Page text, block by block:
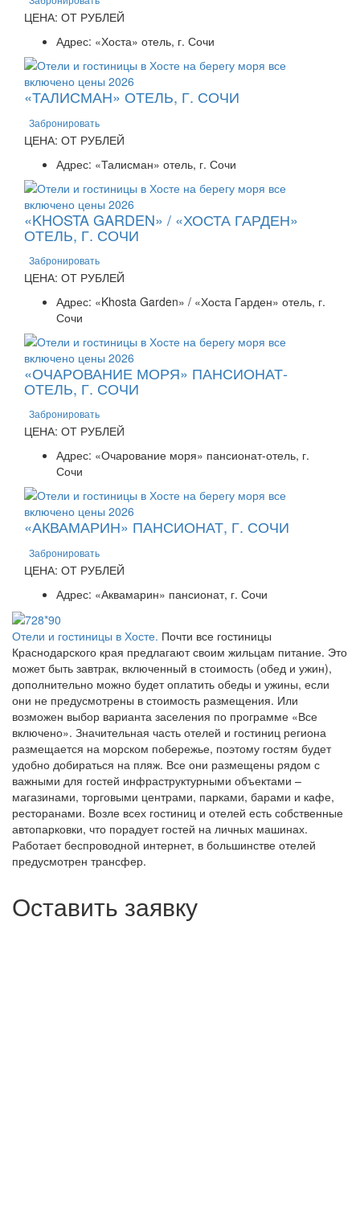
ЦЕНА: ОТ РУБЛЕЙ
Адрес: «Хоста» отель, г. Сочи
«ТАЛИСМАН» ОТЕЛЬ, Г. СОЧИ
Забронировать
ЦЕНА: ОТ РУБЛЕЙ
Адрес: «Талисман» отель, г. Сочи
«KHOSTA GARDEN» / «ХОСТА ГАРДЕН»
ОТЕЛЬ, Г. СОЧИ
Забронировать
ЦЕНА: ОТ РУБЛЕЙ
Адрес: «Khosta Garden» / «Хоста Гарден» отель, г.
Сочи
«ОЧАРОВАНИЕ МОРЯ» ПАНСИОНАТ-
ОТЕЛЬ, Г. СОЧИ
Забронировать
ЦЕНА: ОТ РУБЛЕЙ
Адрес: «Очарование моря» пансионат-отель, г.
Сочи
«АКВАМАРИН» ПАНСИОНАТ, Г. СОЧИ
Забронировать
ЦЕНА: ОТ РУБЛЕЙ
Адрес: «Аквамарин» пансионат, г. Сочи
Отели и гостиницы в Хосте. Почти все гостиницы
Краснодарского края предлагают своим жильцам питание. Это
может быть завтрак, включенный в стоимость (обед и ужин),
дополнительно можно будет оплатить обеды и ужины, если
они не предусмотрены в стоимость размещения. Или
возможен выбор варианта заселения по программе «Все
включено». Значительная часть отелей и гостиниц региона
размещается на морском побережье, поэтому гостям будет
удобно добираться на пляж. Все они размещены рядом с
важными для гостей инфраструктурными объектами –
магазинами, торговыми центрами, парками, барами и кафе,
ресторанами. Возле всех гостиниц и отелей есть собственные
автопарковки, что порадует гостей на личных машинах.
Работает беспроводной интернет, в большинстве отелей
предусмотрен трансфер.
Оставить заявку